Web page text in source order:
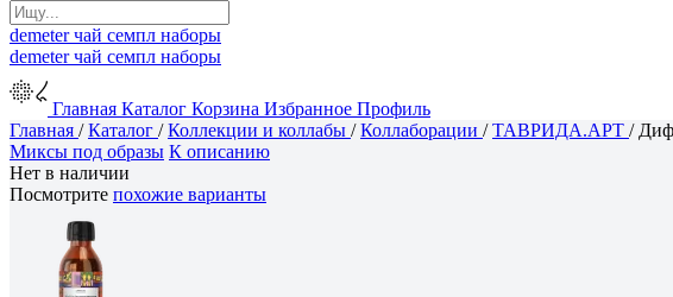
demeterчай семпл наборы
demeterчай семпл наборы
Главная Каталог Корзина Избранное Профиль
Главная /Каталог /Коллекции и коллабы /Коллаборации /ТАВРИДА.АРТ /
Миксы под образы К описанию
Нет в наличии
Посмотрите похожие варианты